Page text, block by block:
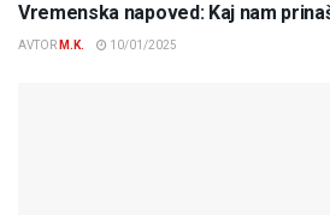
Vremenska napoved: Kaj nam
AVTOR M.K. 10/01/2025